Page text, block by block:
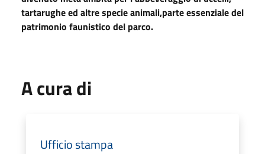
tartarughe ed altre specie animali,parte essenziale del
patrimonio faunistico del parco.
A cura di
Ufficio stampa